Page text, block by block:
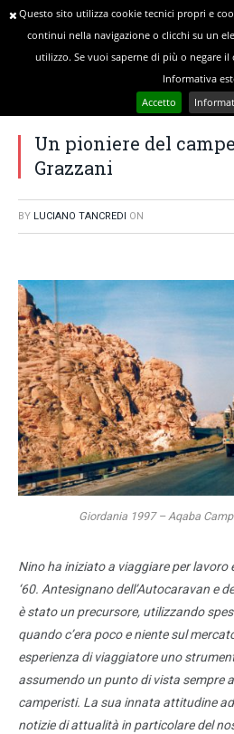
Amici di
Un pioniere del
Grazzani
BY LUCIANO TANCREDI ON
Giordania 1997 – Aqaba
Nino ha iniziato a viaggiare per lavoro
‘60. Antesignano dell’Autocaravan e
èstato un precursore, utilizzando
quando c’era poco e niente sul
esperienza di viaggiatore uno
assumendo un punto di vista sempre
camperisti. La sua innata attitudine
notizie di attualità in particolare del
Questo sito utilizza cookie tecnici propri e
continui nella navigazione o clicchi su un
utilizzo. Se vuoi saperne di più o negare il
Informativa
Accetto